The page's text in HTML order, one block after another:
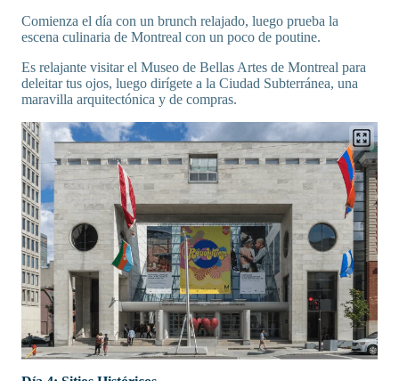
Comienza el día con un brunch relajado, luego prueba la
escena culinaria de Montreal con un poco de poutine.
Es relajante visitar el Museo de Bellas Artes de Montreal para
deleitar tus ojos, luego dirígete a la Ciudad Subterránea, una
maravilla arquitectónica y de compras.